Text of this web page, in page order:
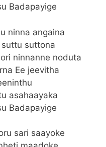
Badapayige
ninna angaina
suttona
ninnanne noduta
Ee jeevitha
asahaayaka
Badapayige
sari saayoke